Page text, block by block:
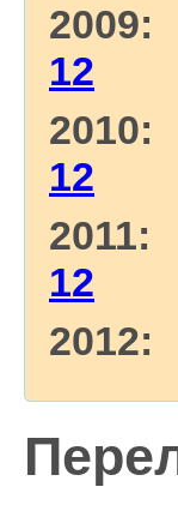
2009:
12
2010:
12
2011:
12
2012: